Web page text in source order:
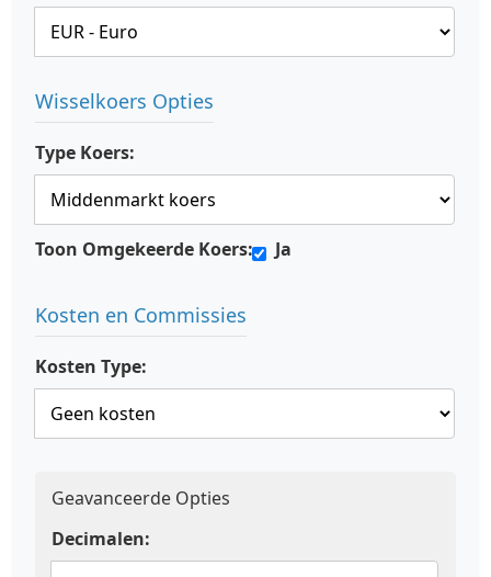
Wisselkoers Opties
Type Koers:
Toon Omgekeerde Koers: Ja
Kosten en Commissies
Kosten Type:
Geavanceerde Opties
Decimalen: